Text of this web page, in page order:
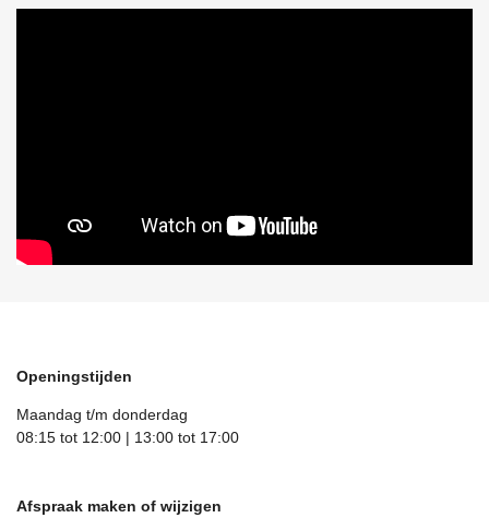
Openingstijden
Maandag t/m donderdag
08:15 tot 12:00 | 13:00 tot 17:00
Afspraak maken of wijzigen